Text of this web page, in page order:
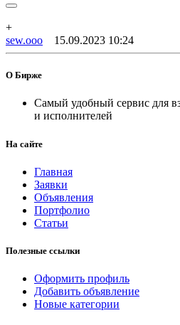
+
sew.ooo
15.09.2023 10:24
О Бирже
Самый удобный сервис для
и исполнителей
На сайте
Главная
Заявки
Объявления
Портфолио
Статьи
Полезные ссылки
Оформить профиль
Добавить объявление
Новые категории